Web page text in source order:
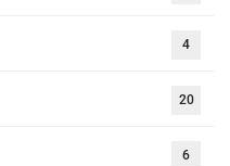
4
20
6